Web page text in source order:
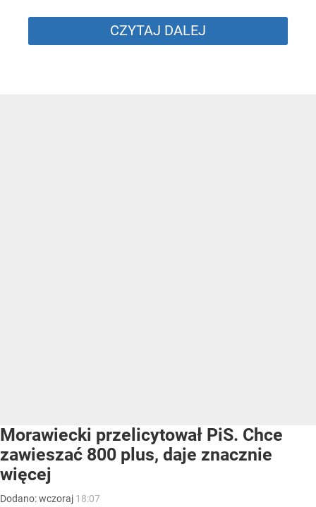
CZYTAJ DALEJ
Morawiecki przelicytował PiS. Chce
zawieszać 800 plus, daje znacznie
więcej
Dodano:wczoraj 18:07